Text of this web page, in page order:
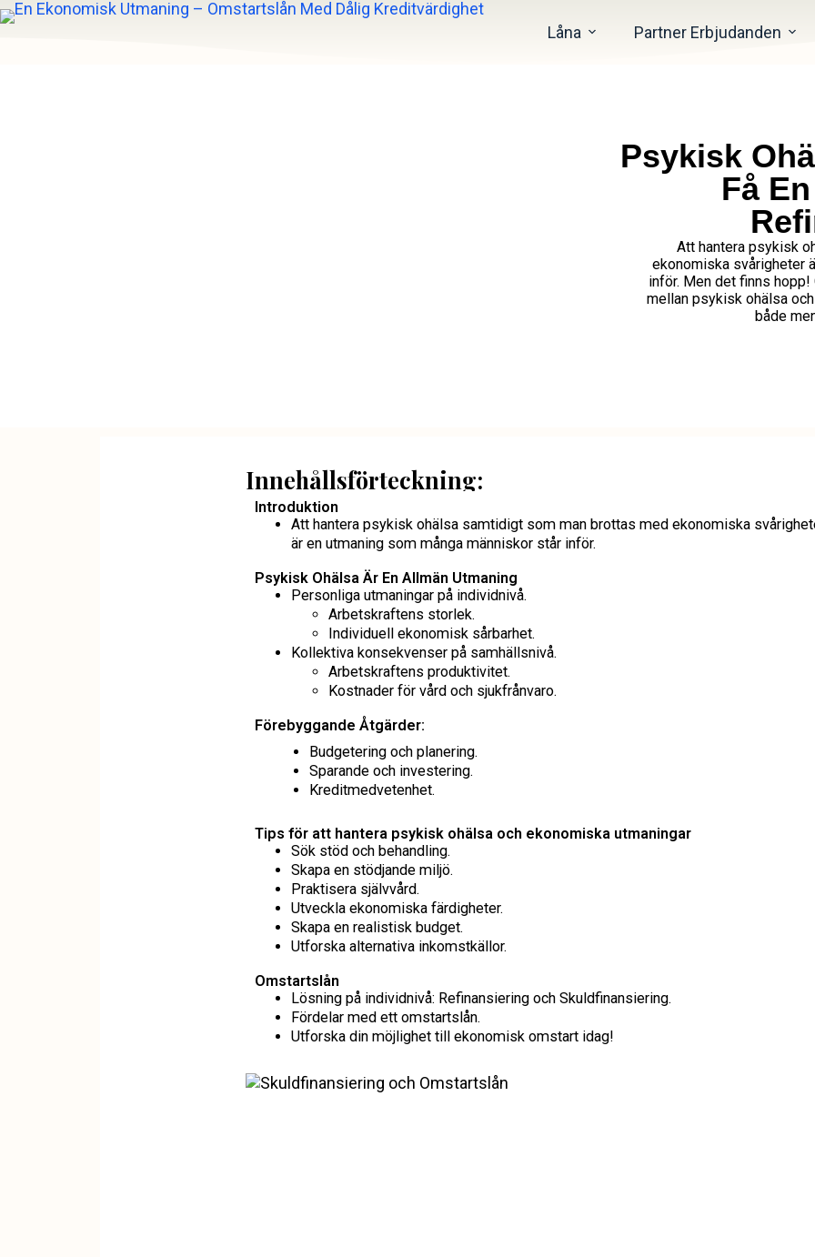
Låna Partner Erbjudanden
Psykisk
Få
Att hantera psykisk
ekonomiska svårigheter
inför. Men det finns
mellan psykisk ohälsa
både
Innehållsförteckning:
Introduktion
Att hantera psykisk ohälsa samtidigt som man brottas med ekonomiska
är en utmaning som många människor står inför.
Psykisk Ohälsa Är En Allmän Utmaning
Personliga utmaningar på individnivå.
Arbetskraftens storlek.
Individuell ekonomisk sårbarhet.
Kollektiva konsekvenser på samhällsnivå.
Arbetskraftens produktivitet.
Kostnader för vård och sjukfrånvaro.
Förebyggande Åtgärder:
Budgetering och planering.
Sparande och investering.
Kreditmedvetenhet.
Tips för att hantera psykisk ohälsa och ekonomiska utmaningar
Sök stöd och behandling.
Skapa en stödjande miljö.
Praktisera självvård.
Utveckla ekonomiska färdigheter.
Skapa en realistisk budget.
Utforska alternativa inkomstkällor.
Omstartslån
Lösning på individnivå: Refinansiering och Skuldfinansiering.
Fördelar med ett omstartslån.
Utforska din möjlighet till ekonomisk omstart idag!